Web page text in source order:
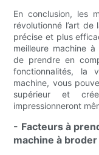
En conclusion, les
révolutionné l’art
précise et plus
meilleure machine
de prendre en
fonctionnalités, la
machine, vous
supérieur et
impressionneront
- Facteurs à
machine à